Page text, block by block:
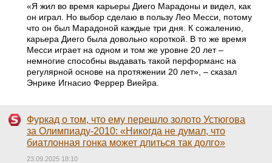
«Я жил во время карьеры Диего Марадоны и видел, как
он играл. Но выбор сделаю в пользу Лео Месси, потому
что он был Марадоной каждые три дня. К сожалению,
карьера Диего была довольно короткой. В то же время
Месси играет на одном и том же уровне 20 лет –
немногие способны выдавать такой перформанс на
регулярной основе на протяжении 20 лет», – сказал
Энрике Игнасио Феррер Виейра.
Фуркад о том, что ему перешло золото Устюгова
за Олимпиаду-2010: «Никогда не думал, что
биатлонная гонка может длиться так долго»
23.09.2025 18:10